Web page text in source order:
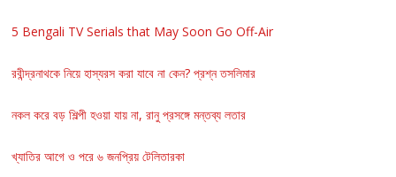
5 Bengali TV Serials that May Soon Go Off-Air
রবীন্দ্রনাথকে নিয়ে হাস্যরস করা যাবে না কেন? প্রশ্ন তসলিমার
নকল করে বড় শিল্পী হওয়া যায় না, রানু প্রসঙ্গে মন্তব্য লতার
খ্যাতির আগে ও পরে ৬ জনপ্রিয় টেলিতারকা